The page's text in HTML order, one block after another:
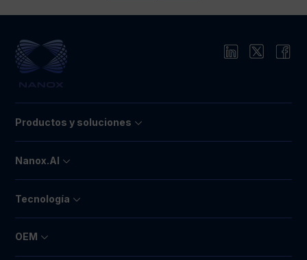
Productos y soluciones
Nanox.AI
Tecnología
OEM